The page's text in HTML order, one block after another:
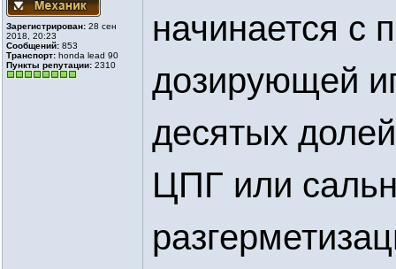
Зарегистрирован: 28 сен
2018, 20:23
Сообщений: 853
Транспорт: honda lead 90
Пункты репутации: 2310
начинается с
дозирующей
десятых
ЦПГ или